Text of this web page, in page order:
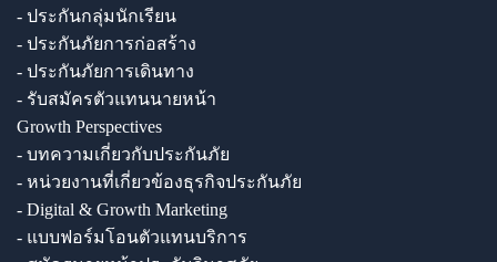
- ประกันกลุ่มนักเรียน
- ประกันภัยการก่อสร้าง
- ประกันภัยการเดินทาง
- รับสมัครตัวแทนนายหน้า
Growth Perspectives
- บทความเกี่ยวกับประกันภัย
- หน่วยงานที่เกี่ยวข้องธุรกิจประกันภัย
- Digital & Growth Marketing
- แบบฟอร์มโอนตัวแทนบริการ